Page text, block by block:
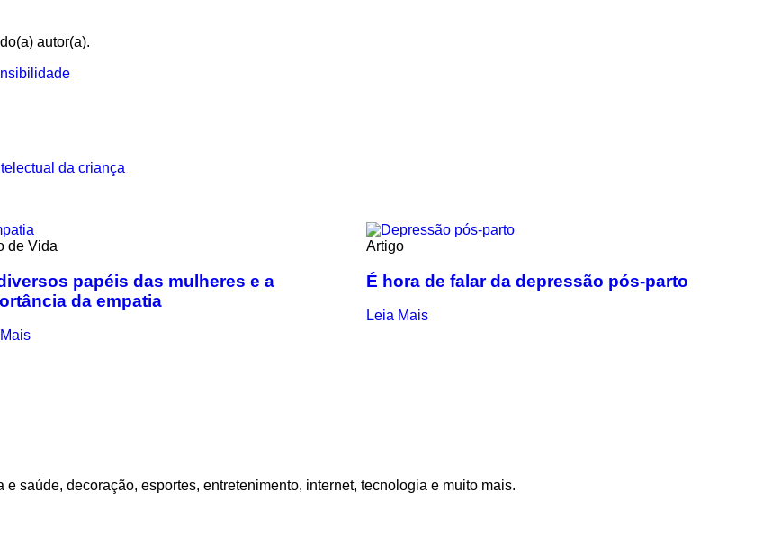
autor(a).
da criança
de Vida
papéis das mulheres e a
da empatia
Artigo
É hora de falar da depressão pós-parto
Leia Mais
e saúde, decoração, esportes, entretenimento, internet, tecnologia e muito mais.